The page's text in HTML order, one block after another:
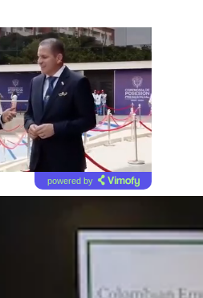
powered by